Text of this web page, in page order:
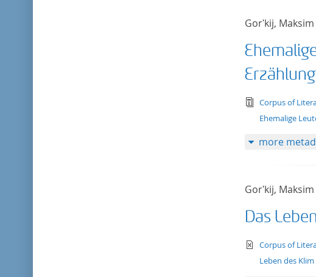
Gorʹkij, Maksim
text/
Corpus of
Ehemalige
more
Gorʹkij, Maksim
Das
text/xml
Corpus of
Leben des Klim